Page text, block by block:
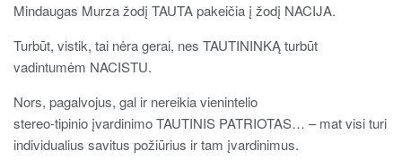
Mindaugas Murza žodį TAUTA pakeičia į žodį NACIJA.
Turbūt, vistik, tai nėra gerai, nes TAUTININKĄ turbūt
vadintumėm NACISTU.
Nors, pagalvojus, gal ir nereikia vienintelio
stereo-tipinio įvardinimo TAUTINIS PATRIOTAS… – mat visi turi
individualius savitus požiūrius ir tam įvardinimus.